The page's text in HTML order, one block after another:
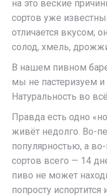
на это веские
сортов уже
отличается вкусом;
солод, хмель,
В нашем пивном
мы не пастеризуем
Натуральность во
Правда есть одно
живёт недолго. Во-
популярностью, а
сортов всего — 14
пиво не может
попросту